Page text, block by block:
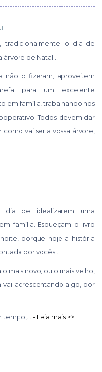
tradicionalmente, o dia de
árvore de Natal…
não o fizeram, aproveitem
para um excelente
em família, trabalhando nos
Todos devem dar
vai ser a vossa árvore,
dia de idealizarem uma
família. Esqueçam o livro
porque hoje a história
por vocês…
o mais novo, ou o mais velho,
acrescentando algo, por
tempo,... - Leia mais >>